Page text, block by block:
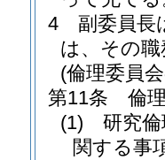
4
副委員長
は、その
(倫理委員
第11条
倫
(1)
研究
関する事